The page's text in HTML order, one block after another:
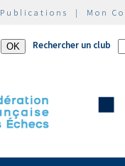
Publications | Mon
Rechercher un club